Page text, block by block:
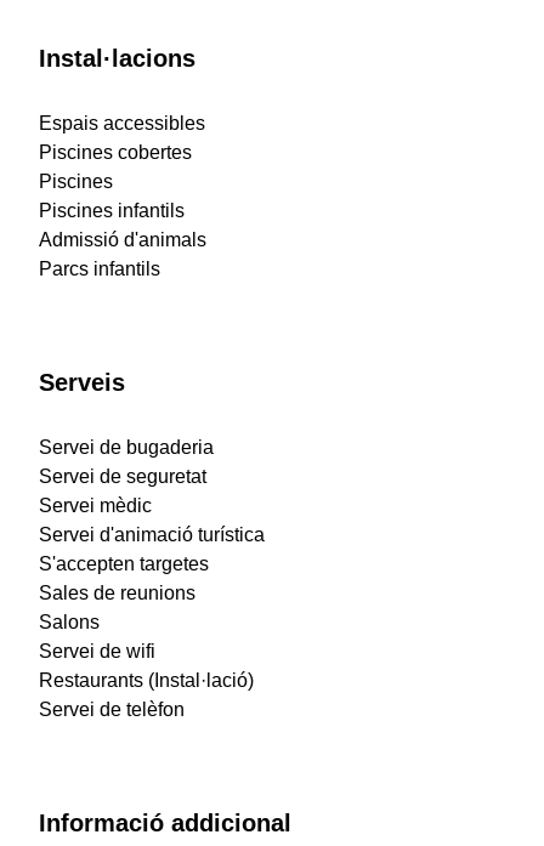
Instal·lacions
Espais accessibles
Piscines cobertes
Piscines
Piscines infantils
Admissió d'animals
Parcs infantils
Serveis
Servei de bugaderia
Servei de seguretat
Servei mèdic
Servei d'animació turística
S'accepten targetes
Sales de reunions
Salons
Servei de wifi
Restaurants (Instal·lació)
Servei de telèfon
Informació addicional